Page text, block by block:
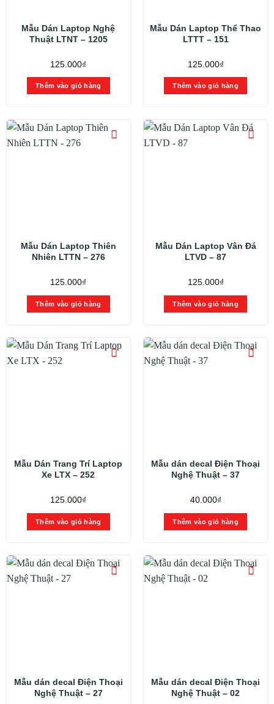
Mẫu Dán Laptop Nghệ
Thuật LTNT – 1205
125.000₫
Thêm vào giỏ hàng
Mẫu Dán Laptop Thể Thao
LTTT – 151
125.000₫
Thêm vào giỏ hàng
Mẫu Dán Laptop Thiên
Nhiên LTTN – 276
125.000₫
Thêm vào giỏ hàng
Mẫu Dán Laptop Vân Đá
LTVD – 87
125.000₫
Thêm vào giỏ hàng
Mẫu Dán Trang Trí Laptop
Xe LTX – 252
125.000₫
Thêm vào giỏ hàng
Mẫu dán decal Điện Thoại
Nghệ Thuật – 37
40.000₫
Thêm vào giỏ hàng
Mẫu dán decal Điện Thoại
Nghệ Thuật – 27
Mẫu dán decal Điện Thoại
Nghệ Thuật – 02